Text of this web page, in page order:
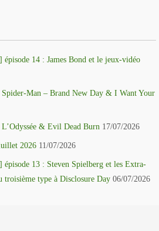
épisode 14 : James Bond et le jeux-vidéo
Spider-Man – Brand New Day & I Want Your
& Evil Dead Burn 17/07/2026
2026 11/07/2026
épisode 13 : Steven Spielberg et les Extra-
troisième type à Disclosure Day 06/07/2026